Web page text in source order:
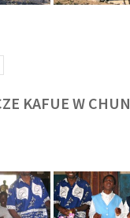
KAFUE W